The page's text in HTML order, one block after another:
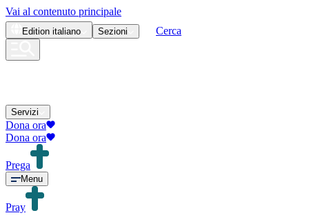
Vai al contenuto principale
Edition italiano Sezioni Cerca
Servizi
Dona ora
Dona ora
Prega
Menu
Pray